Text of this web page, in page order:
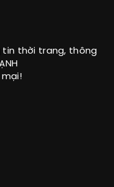
tin thời trang, thông